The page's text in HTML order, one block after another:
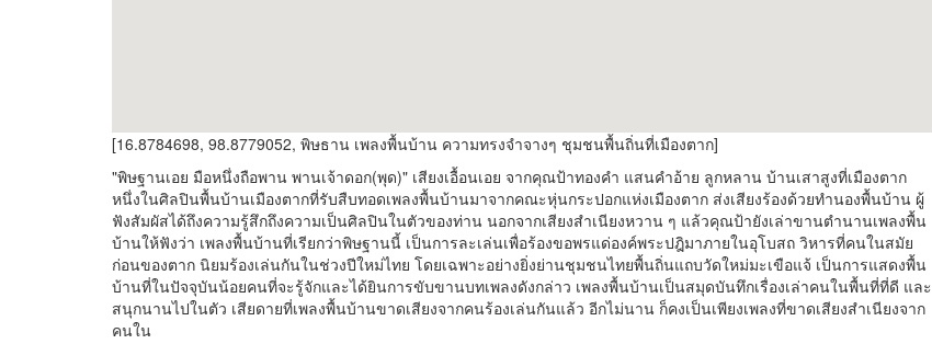
[16.8784698, 98.8779052, พิษธาน เพลงพื้นบ้าน ความทรงจำจางๆ ชุมชนพื้นถิ่นที่เมืองตาก]
"พิษฐานเอย มือหนึ่งถือพาน พานเจ้าดอก(พุด)" เสียงเอื้อนเอย จากคุณป้าทองคำ แสนคำอ้าย ลูกหลาน บ้านเสาสูงที่เมืองตาก
หนึ่งในศิลปินพื้นบ้านเมืองตากที่รับสืบทอดเพลงพื้นบ้านมาจากคณะหุ่นกระปอกแห่งเมืองตาก ส่งเสียงร้องด้วยทำนองพื้นบ้าน ผู้
ฟังสัมผัสได้ถึงความรู้สึกถึงความเป็นศิลปินในตัวของท่าน นอกจากเสียงสำเนียงหวาน ๆ แล้วคุณป้ายังเล่าขานตำนานเพลงพื้น
บ้านให้ฟังว่า เพลงพื้นบ้านที่เรียกว่าพิษฐานนี้ เป็นการละเล่นเพื่อร้องขอพรแด่องค์พระปฎิมาภายในอุโบสถ วิหารที่คนในสมัย
ก่อนของตาก นิยมร้องเล่นกันในช่วงปีใหม่ไทย โดยเฉพาะอย่างยิ่งย่านชุมชนไทยพื้นถิ่นแถบวัดใหม่มะเขือแจ้ เป็นการแสดงพื้น
บ้านที่ในปัจจุบันน้อยคนที่จะรู้จักและได้ยินการขับขานบทเพลงดังกล่าว เพลงพื้นบ้านเป็นสมุดบันทึกเรื่องเล่าคนในพื้นที่ที่ดี และ
สนุกนานไปในตัว เสียดายที่เพลงพื้นบ้านขาดเสียงจากคนร้องเล่นกันแล้ว อีกไม่นาน ก็คงเป็นเพียงเพลงที่ขาดเสียงสำเนียงจาก
คนใน